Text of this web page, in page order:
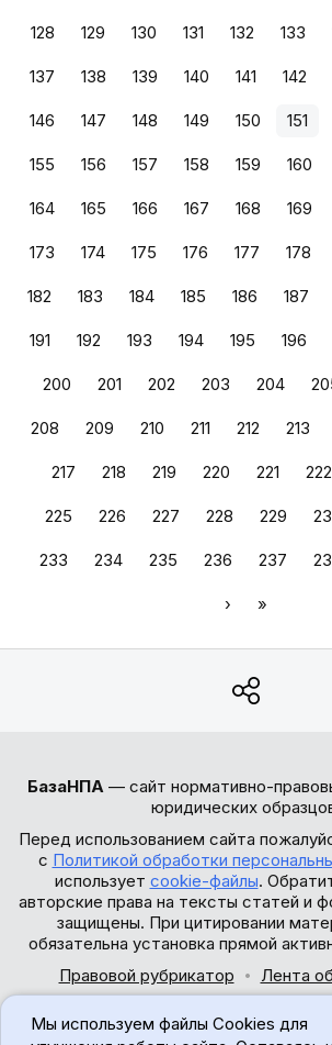
128 129 130 131 132 133
137 138 139 140 141 142
146 147 148 149 150 151
155 156 157 158 159 160
164 165 166 167 168 169
173 174 175 176 177 178
182 183 184 185 186 187
191 192 193 194 195 196
200 201 202 203 204
208 209 210 211 212 213
217 218 219 220 221 222
225 226 227 228 229
233 234 235 236 237
› »
БазаНПА — сайт нормативно-
юридических
Перед использованием сайта
с Политикой обработки
использует cookie-файлы.
авторские права на тексты статей и
защищены. При цитировании
обязательна установка прямой
Правовой рубрикатор
Лента
© 2017-2026
Мы используем файлы Cookies для